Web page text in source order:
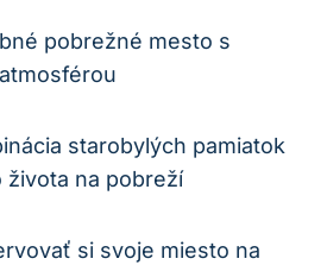
pobrežné mesto s
starobylých⁢ pamiatok
života na pobreží
si ⁢svoje miesto na